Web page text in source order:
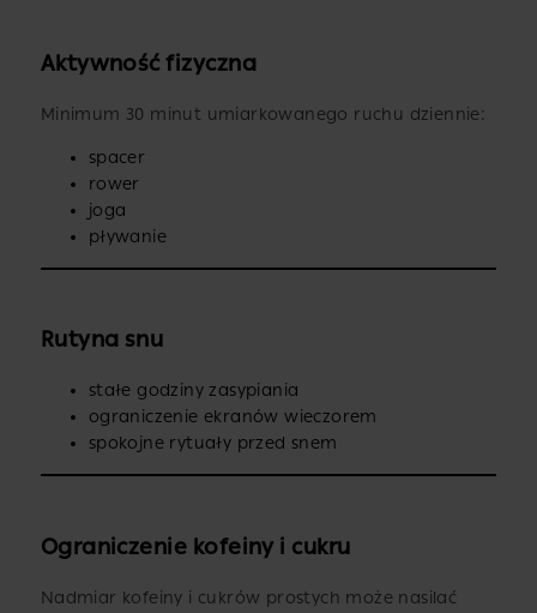
Aktywność fizyczna
Minimum 30 minut umiarkowanego ruchu dziennie:
spacer
rower
joga
pływanie
Rutyna snu
stałe godziny zasypiania
ograniczenie ekranów wieczorem
spokojne rytuały przed snem
Ograniczenie kofeiny i cukru
Nadmiar kofeiny i cukrów prostych może nasilać